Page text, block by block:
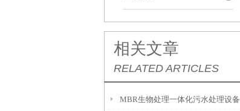
相关文章
RELATED ARTICLES
MBR生物处理一体化污水处理设备